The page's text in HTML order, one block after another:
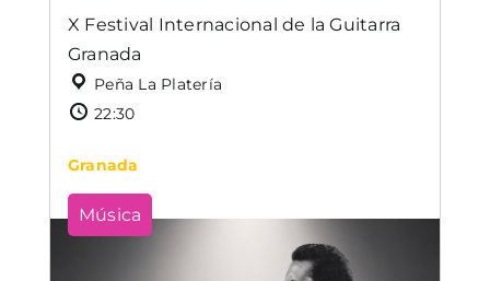
X Festival Internacional de la Guitarra
Granada
Peña La Platería
22:30
Granada
Música